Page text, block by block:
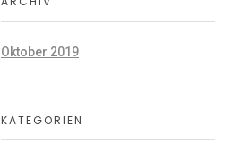
Oktober 2019
KATEGORIEN